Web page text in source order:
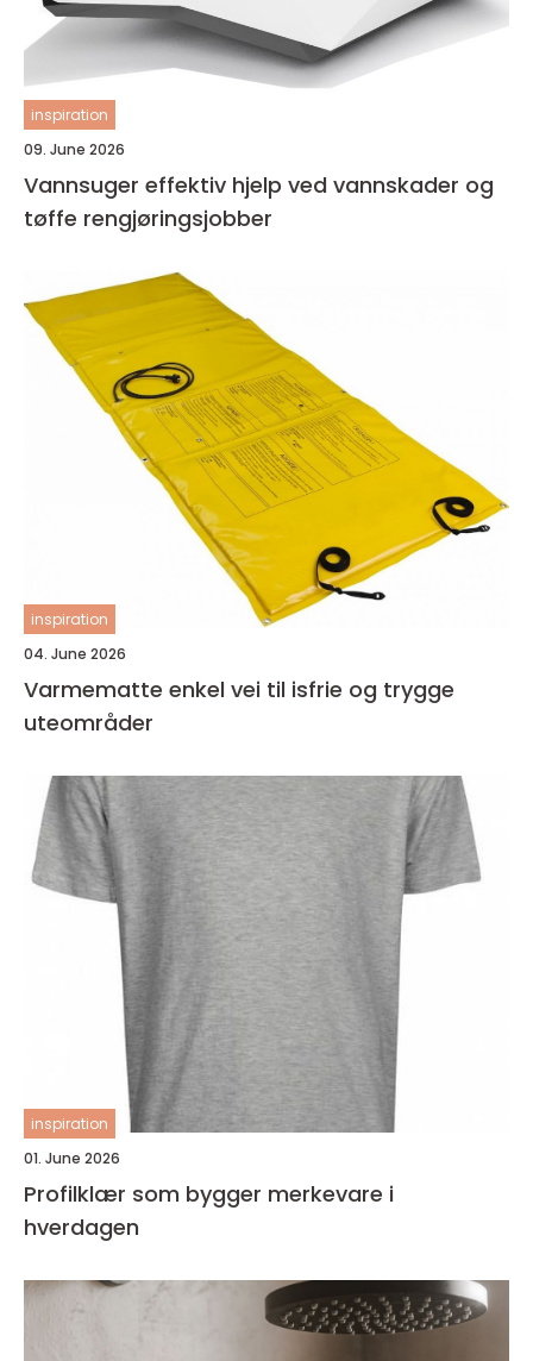
inspiration
09. June 2026
Vannsuger effektiv hjelp ved vannskader og
tøffe rengjøringsjobber
inspiration
04. June 2026
Varmematte enkel vei til isfrie og trygge
uteområder
inspiration
01. June 2026
Profilklær som bygger merkevare i
hverdagen